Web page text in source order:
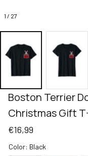
1 / 27
Boston Terrier
Christmas Gift
€16,99
Color: Black